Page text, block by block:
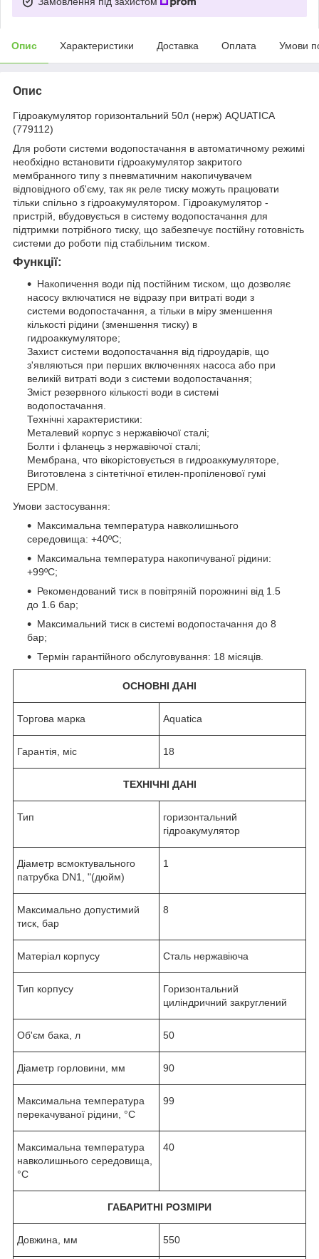
Опис Характеристики Доставка Оплата Умови
Опис
Гідроакумулятор горизонтальний 50л (нерж) AQUATICA
(779112)
Для роботи системи водопостачання в автоматичному режимі
необхідно встановити гідроакумулятор закритого
мембранного типу з пневматичним накопичувачем
відповідного об'єму, так як реле тиску можуть працювати
тільки спільно з гідроакумулятором. Гідроакумулятор -
пристрій, вбудовується в систему водопостачання для
підтримки потрібного тиску, що забезпечує постійну готовність
системи до роботи під стабільним тиском.
Функції:
Накопичення води під постійним тиском, що дозволяє
насосу включатися не відразу при витраті води з
системи водопостачання, а тільки в міру зменшення
кількості рідини (зменшення тиску) в
гидроаккумуляторе;
Захист системи водопостачання від гідроударів, що
з'являються при перших включеннях насоса або при
великій витраті води з системи водопостачання;
Зміст резервного кількості води в системі
водопостачання.
Технічні характеристики:
Металевий корпус з нержавіючої сталі;
Болти і фланець з нержавіючої сталі;
Мембрана, что вікорістовується в гидроаккумуляторе,
Виготовлена з сінтетічної етилен-пропіленової гумі
EPDM.
Умови застосування:
Максимальна температура навколишнього
середовища: +40ºС;
Максимальна температура накопичуваної рідини:
+99ºС;
Рекомендований тиск в повітряній порожнині від 1.5
до 1.6 бар;
Максимальний тиск в системі водопостачання до 8
бар;
Термін гарантійного обслуговування: 18 місяців.
ОСНОВНІ ДАНІ
Торгова марка Aquatica
Гарантія, міс 18
ТЕХНІЧНІ ДАНІ
Тип
горизонтальний
гідроакумулятор
Діаметр всмоктувального
патрубка DN1, "(дюйм)
1
Максимально допустимий
тиск, бар
8
Матеріал корпусу Сталь нержавіюча
Тип корпусу
Горизонтальний
циліндричний закруглений
Об'єм бака, л 50
Діаметр горловини, мм 90
Максимальна температура
перекачуваної рідини, °C
99
Максимальна температура
навколишнього середовища,
°C
40
ГАБАРИТНІ РОЗМІРИ
Довжина, мм 550